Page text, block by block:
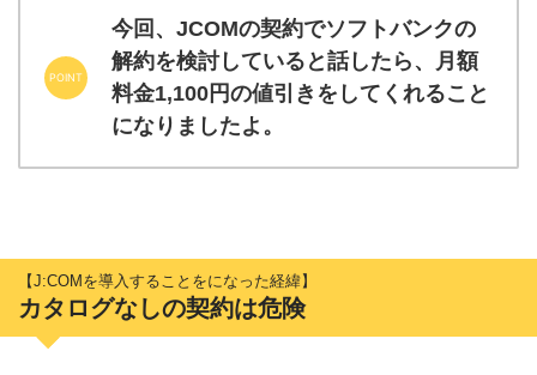
今回、JCOMの契約でソフトバンクの
解約を検討していると話したら、月額
料金1,100円の値引きをしてくれること
になりましたよ。
【J:COMを導入することをになった経緯】
カタログなしの契約は危険